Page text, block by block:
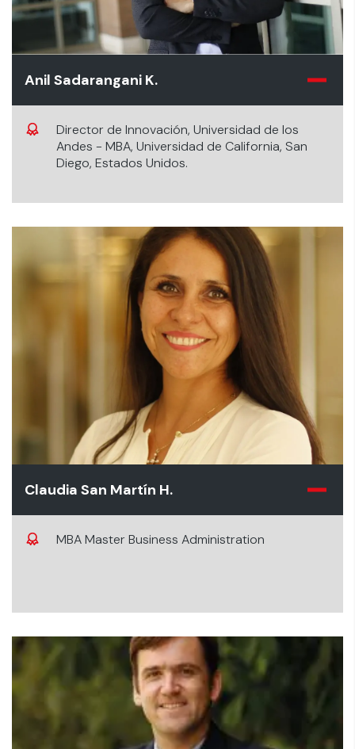
Anil Sadarangani K.
Director de Innovación, Universidad de los
Andes - MBA, Universidad de California, San
Diego, Estados Unidos.
Claudia San Martín H.
MBA Master Business Administration